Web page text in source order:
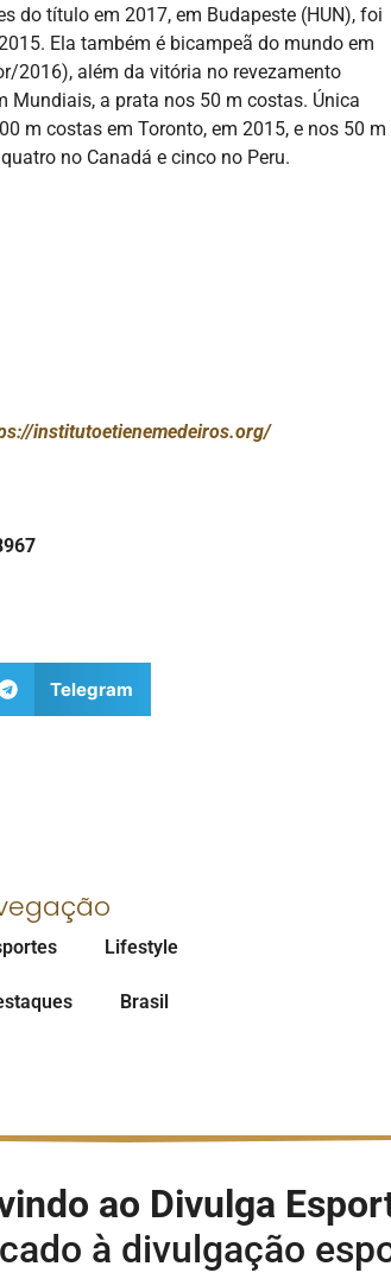
do título em 2017, em Budapeste (HUN), foi
Ela também é bicampeã do mundo em
2016), além da vitória no revezamento
Mundiais, a prata nos 50 m costas. Única
m costas em Toronto, em 2015, e nos 50 m
no Canadá e cinco no Peru.
institutoetienemedeiros.org/
Telegram
Lifestyle
Brasil
ao Divulga
à divulgação